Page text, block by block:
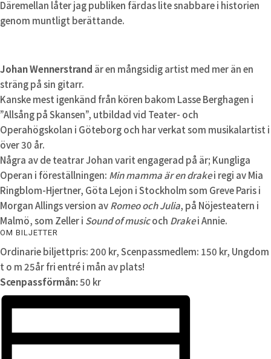
Däremellan låter jag publiken färdas lite snabbare i historien
genom muntligt berättande.
Johan Wennerstrand är en mångsidig artist med mer än en
sträng på sin gitarr.
Kanske mest igenkänd från kören bakom Lasse Berghagen i
”Allsång på Skansen”, utbildad vid Teater- och
Operahögskolan i Göteborg och har verkat som musikalartist i
över 30 år.
Några av de teatrar Johan varit engagerad på är; Kungliga
Operan i föreställningen: Min mamma är en drakei regi av Mia
Ringblom-Hjertner, Göta Lejon i Stockholm som Greve Paris i
Morgan Allings version avRomeo och Julia, på Nöjesteatern i
Malmö, som Zeller i Sound of musicoch Drakei Annie.
OM BILJETTER
Ordinarie biljettpris: 200 kr, Scenpassmedlem: 150 kr, Ungdom
t o m 25år fri entré i mån av plats!
Scenpassförmån:50 kr